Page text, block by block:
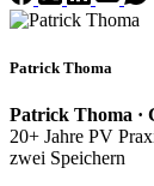
Patrick Thoma
Patrick Thoma ·
20+ Jahre PV
zwei Speichern